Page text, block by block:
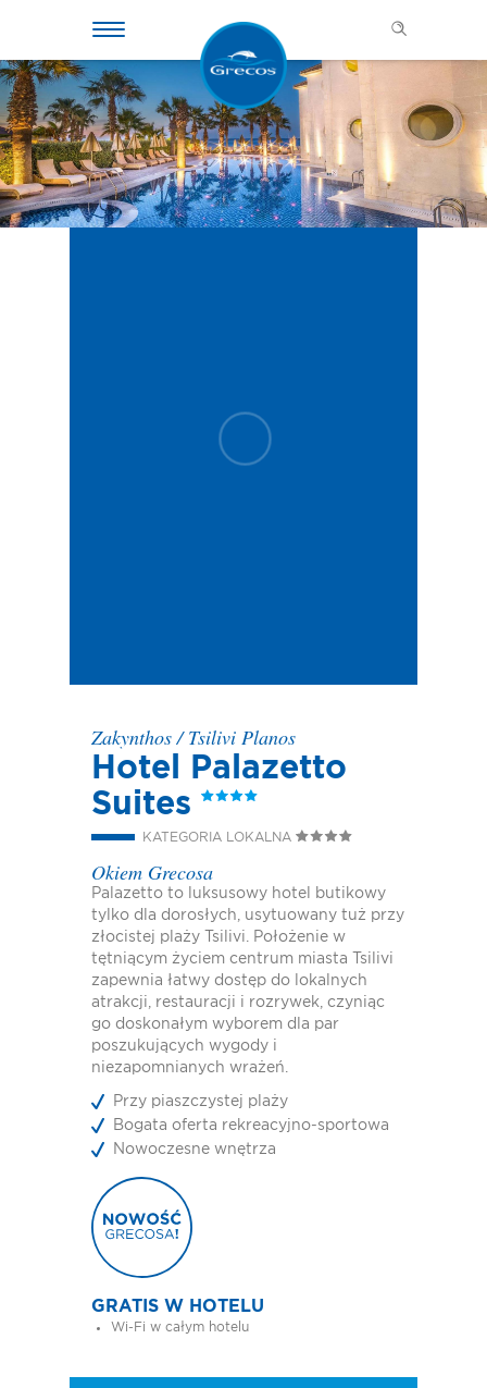
Zakynthos/Tsilivi Planos
Hotel Palazetto
Suites
KATEGORIA LOKALNA
Okiem Grecosa
Palazetto to luksusowy hotel butikowy
tylko dla dorosłych, usytuowany tuż przy
złocistej plaży Tsilivi. Położenie w
tętniącym życiem centrum miasta Tsilivi
zapewnia łatwy dostęp do lokalnych
atrakcji, restauracji i rozrywek, czyniąc
go doskonałym wyborem dla par
poszukujących wygody i
niezapomnianych wrażeń.
Przy piaszczystej plaży
Bogata oferta rekreacyjno-sportowa
Nowoczesne wnętrza
GRATIS W HOTELU
Wi-Fi w całym hotelu